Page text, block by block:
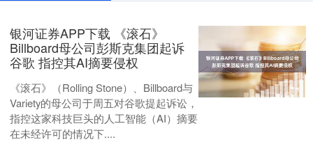
银河证券APP下载 《滚石》
Billboard母公司彭斯克集团起诉
谷歌 指控其AI摘要侵权
《滚石》（Rolling Stone）、Billboard与
Variety的母公司于周五对谷歌提起诉讼，
指控这家科技巨头的人工智能（AI）摘要
在未经许可的情况下....